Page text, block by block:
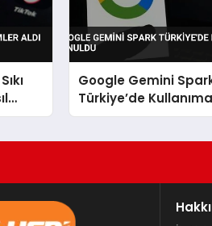
Google Gemini
Türkiye’de